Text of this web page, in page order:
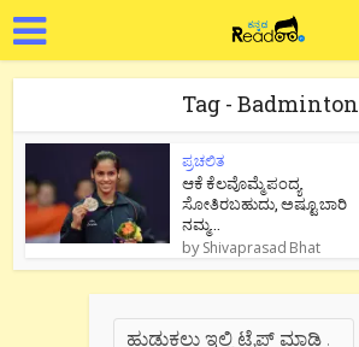
Tag - Badminton
ಪ್ರಚಲಿತ
ಆಕೆ ಕೆಲವೊಮ್ಮೆ ಪಂದ್ಯ
ಸೋತಿರಬಹುದು, ಅಷ್ಟೂ ಬಾರಿ
ನಮ್ಮ...
byShivaprasad Bhat